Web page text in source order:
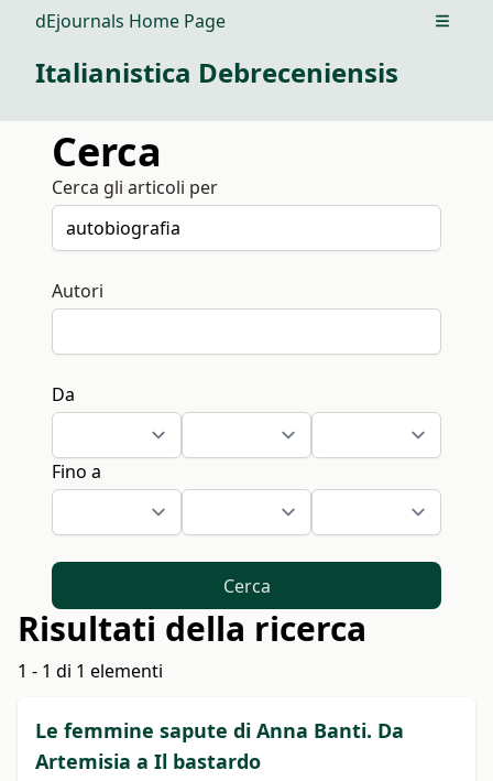
dEjournals Home Page Open
Italianistica Debreceniensis
Cerca
Cerca gli articoli per
Autori
Da
Fino a
Cerca
Risultati della ricerca
1 - 1 di 1 elementi
Le femmine sapute di Anna Banti. Da
Artemisia a Il bastardo